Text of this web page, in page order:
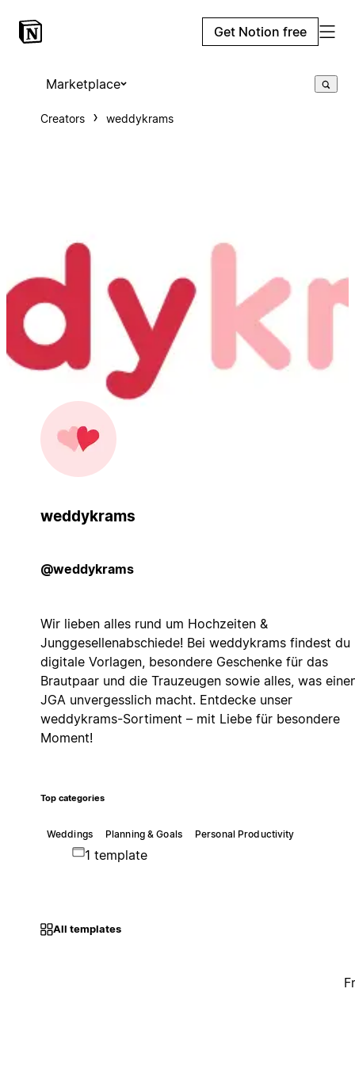
Get Notion free
Marketplace
Creators weddykrams
weddykrams
@weddykrams
Wir lieben alles rund um Hochzeiten &
Junggesellenabschiede! Bei weddykrams findest du
digitale Vorlagen, besondere Geschenke für das
Brautpaar und die Trauzeugen sowie alles, was
JGA unvergesslich macht. Entdecke unser
weddykrams-Sortiment – mit Liebe für besondere
Moment!
Top categories
Weddings Planning & Goals Personal Productivity
1 template
All templates